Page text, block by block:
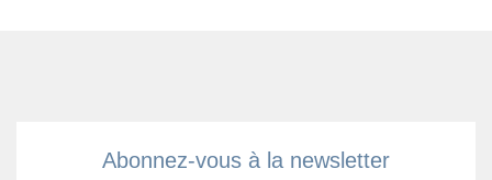
Abonnez-vous à la newsletter